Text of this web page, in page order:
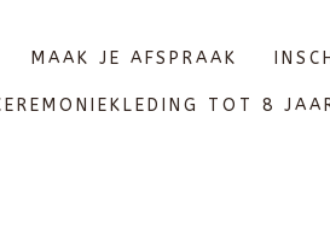
MAAK JE AFSPRAAK
TOT 8